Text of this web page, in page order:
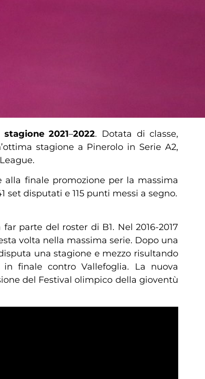
stagione 2021–2022. Dotata di classe,
stagione a Pinerolo in Serie A2,
alla finale promozione per la massima
set disputati e 115 punti messi a segno.
parte del roster di B1. Nel 2016-2017
volta nella massima serie. Dopo una
una stagione e mezzo risultando
finale contro Vallefoglia. La nuova
del Festival olimpico della gioventù